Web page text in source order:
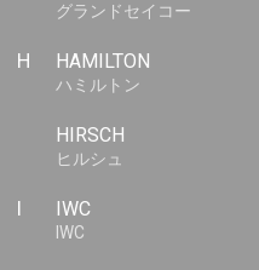
グランドセイコー
H HAMILTON
ハミルトン
HIRSCH
ヒルシュ
I IWC
IWC